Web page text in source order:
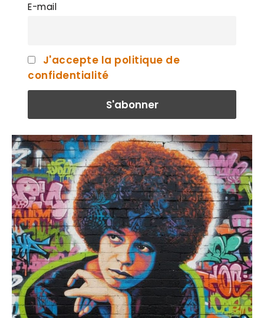
E-mail
J'accepte la politique de
confidentialité